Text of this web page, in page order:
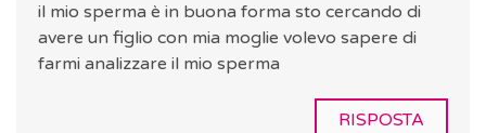
il mio sperma è in buona forma sto cercando di
avere un figlio con mia moglie volevo sapere di
farmi analizzare il mio sperma
RISPOSTA